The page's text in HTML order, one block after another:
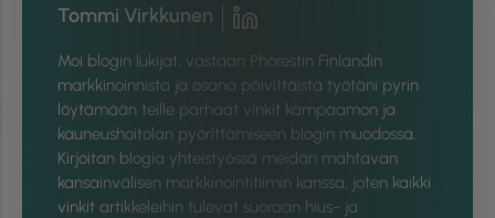
Tommi Virkkunen
Moi blogin lukijat, vastaan Phorestin Finlandin
markkinoinnista ja osana päivittäistä työtäni pyrin
löytämään teille parhaat vinkit kampaamon ja
kauneushoitolan pyörittämiseen blogin muodossa.
Kirjoitan blogia yhteistyössä meidän mahtavan
kansainvälisen markkinointitiimin kanssa, joten kaikki
vinkit artikkeleihin tulevat suoraan hius- ja